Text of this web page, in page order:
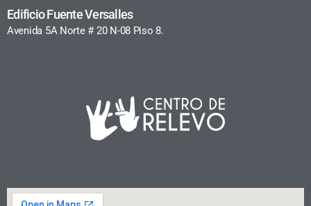
Edificio Fuente Versalles
Avenida 5A Norte # 20 N-08 Piso 8.